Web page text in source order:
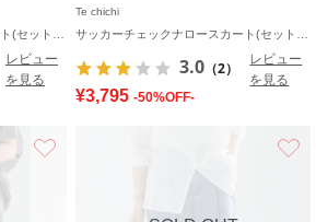
レビュー
を見る
Te chichi
3.0 （2）
レビュー
を見る
¥3,795 -50%OFF-